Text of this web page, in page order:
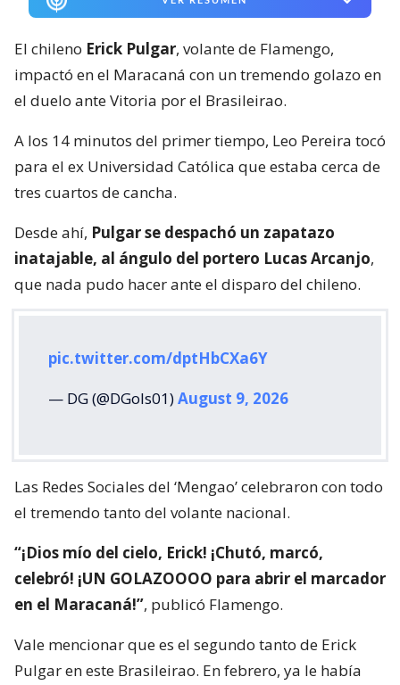
El chileno Erick Pulgar, volante de Flamengo,
impactó en el Maracaná con un tremendo golazo en
el duelo ante Vitoria por el Brasileirao.
A los 14 minutos del primer tiempo, Leo Pereira tocó
para el ex Universidad Católica que estaba cerca de
tres cuartos de cancha.
Desde ahí, Pulgar se despachó un zapatazo
inatajable, al ángulo del portero Lucas Arcanjo,
que nada pudo hacer ante el disparo del chileno.
pic.twitter.com/dptHbCXa6Y
— DG (@DGols01)August 9, 2026
Las Redes Sociales del ‘Mengao’ celebraron con todo
el tremendo tanto del volante nacional.
“¡Dios mío del cielo, Erick! ¡Chutó, marcó,
celebró! ¡UN GOLAZOOOO para abrir el marcador
en el Maracaná!”, publicó Flamengo.
Vale mencionar que es el segundo tanto de Erick
Pulgar en este Brasileirao. En febrero, ya le había